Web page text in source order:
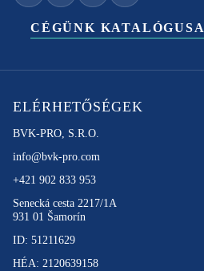
CÉGÜNK KATALÓGUSA
ELÉRHETŐSÉGEK
BVK-PRO, S.R.O.
info@bvk-pro.com
+421 902 833 953
Senecká cesta 2217/1A
931 01 Šamorín
ID: 51211629
HÉA: 2120639158